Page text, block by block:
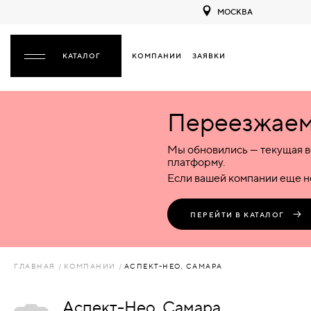
МОСКВА
КОМПАНИИ ЗАЯВКИ
НАЗАД
ПЛАСТИКОВЫЕ
КОМБИНИРОВАННЫЕ
Межкомнатные
Деревянные
Пластиковые
Комбинированные
Входные
Металлические
Пластиковые
Стеклянные
Комбинированные
Специализированные
Металлические
Пластиковые
Стеклянные
Комбинированные
Мы обновились — текущая
платформу.
Если вашей компании еще
ПЕРЕЙТИ В КАТАЛОГ
ГЛАВНАЯ КОМПАНИИ АСПЕКТ-НЕО, САМАРА